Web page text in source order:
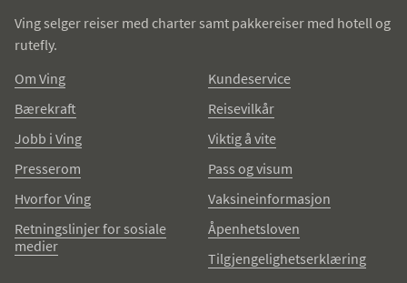
Ving selger reiser med charter samt pakkereiser med hotell og
rutefly.
Om Ving
Bærekraft
Jobb i Ving
Presserom
Hvorfor Ving
Retningslinjer for sosiale
medier
Kundeservice
Reisevilkår
Viktig å vite
Pass og visum
Vaksineinformasjon
Åpenhetsloven
Tilgjengelighetserklæring